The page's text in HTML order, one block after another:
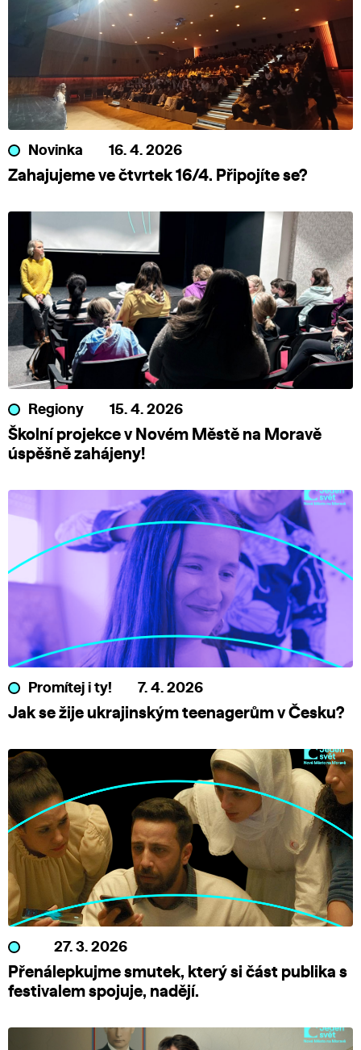
Novinka 16. 4. 2026
Zahajujeme ve čtvrtek 16/4. Připojíte se?
Regiony 15. 4. 2026
Školní projekce v Novém Městě na Moravě
úspěšně zahájeny!
Promítej i ty! 7. 4. 2026
Jak se žije ukrajinským teenagerům v Česku?
27. 3. 2026
Přenálepkujme smutek, který si část publika s
festivalem spojuje, nadějí.